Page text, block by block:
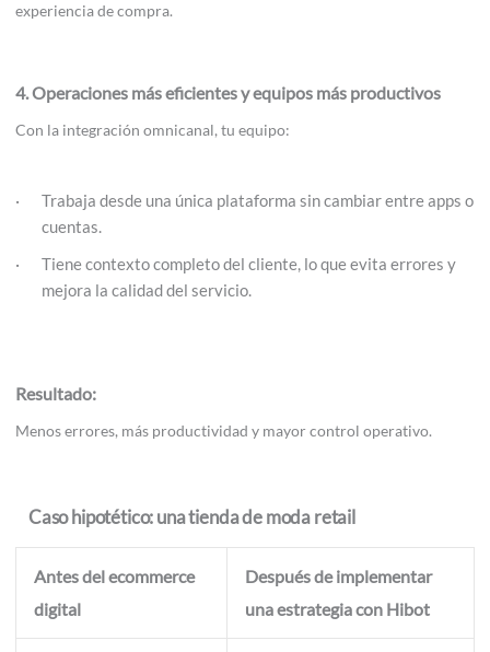
experiencia de compra.
4. Operaciones más eficientes y equipos más productivos
Con la integración omnicanal, tu equipo:
Trabaja desde una única plataforma sin cambiar entre apps o
cuentas.
Tiene contexto completo del cliente, lo que evita errores y
mejora la calidad del servicio.
Resultado:
Menos errores, más productividad y mayor control operativo.
Caso hipotético: una tienda de moda retail
Antes del ecommerce
digital
Después de implementar
una estrategia con Hibot